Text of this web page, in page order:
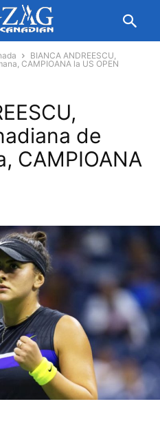
BIANCA ANDREESCU,
CAMPIOANA la US OPEN
de
CAMPIOANA